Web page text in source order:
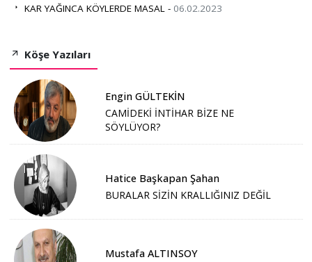
KAR YAĞINCA KÖYLERDE MASAL - 06.02.2023
Köşe Yazıları
Engin GÜLTEKİN
CAMİDEKİ İNTİHAR BİZE NE
SÖYLÜYOR?
Hatice Başkapan Şahan
BURALAR SİZİN KRALLIĞINIZ DEĞİL
Mustafa ALTINSOY